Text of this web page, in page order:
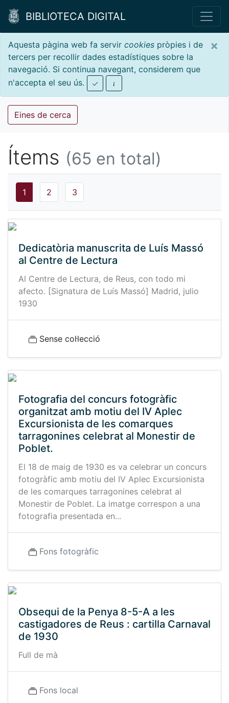
BIBLIOTECA DIGITAL
×
Aquesta pàgina web fa servir cookies pròpies i de
tercers per recollir dades estadístiques sobre la
navegació. Si continua navegant, considerem que
n'accepta el seu ús.
Eines de cerca
Ítems (65 en total)
1 2 3
Dedicatòria manuscrita de Luís Massó
al Centre de Lectura
Al Centre de Lectura, de Reus, con todo mi
afecto. [Signatura de Luís Massó] Madrid, julio
1930
Sense col·lecció
Fotografia del concurs fotogràfic
organitzat amb motiu del IV Aplec
Excursionista de les comarques
tarragonines celebrat al Monestir de
Poblet.
El 18 de maig de 1930 es va celebrar un concurs
fotogràfic amb motiu del IV Aplec Excursionista
de les comarques tarragonines celebrat al
Monestir de Poblet. La imatge correspon a una
fotografia presentada en...
Fons fotogràfic
Obsequi de la Penya 8-5-A a les
castigadores de Reus : cartilla Carnaval
de 1930
Full de mà
Fons local